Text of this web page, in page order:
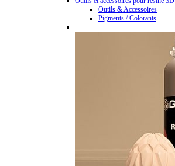
Outils & Accessoires
Pigments / Colorants